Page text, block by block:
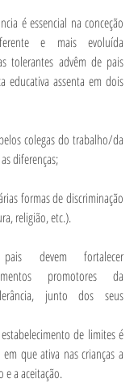
é essencial na conceção
e mais evoluída
tolerantes advêm de pais
educativa assenta em dois
colegas do trabalho/da
diferenças;
formas de discriminação
religião, etc.).
devem fortalecer
promotores da
junto dos seus
de limites é
que ativa nas crianças a
e a aceitação.